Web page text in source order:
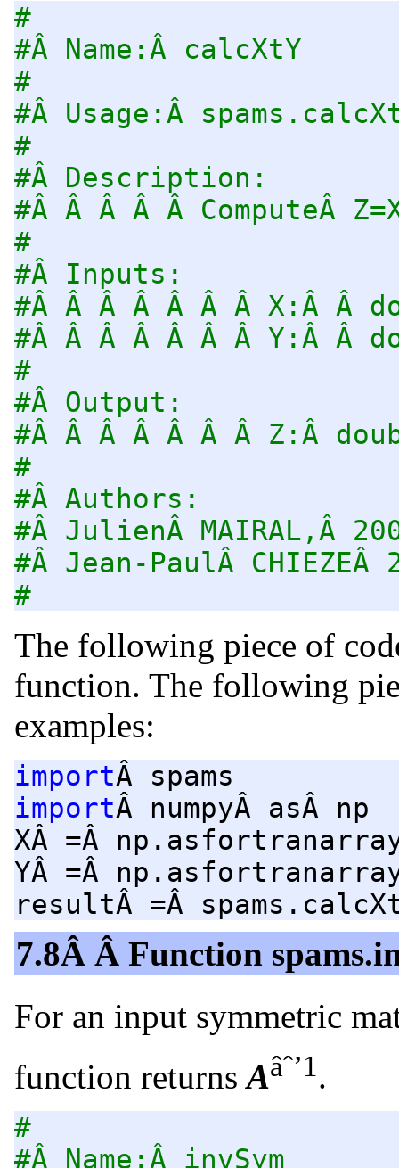
#
#Â Name:Â calcXtY
#
#Â Usage:Â
#
#Â Description:
#Â Â Â Â Â ComputeÂ
#
#Â Inputs:
#Â Â Â Â Â Â Â X:Â Â
#Â Â Â Â Â Â Â Y:Â Â
#
#Â Output:
#Â Â Â Â Â Â Â Z:Â
#
#Â Authors:
#Â JulienÂ MAIRAL,Â
#Â Jean-PaulÂ
#
The following piece of
function. The following
examples:
importÂ spams
importÂ numpyÂ asÂ np
XÂ =Â
YÂ =Â
resultÂ =Â
7.8Â Â Function
For an input symmetric
function returnsAâˆ’1.
#
#Â Name:Â invSym